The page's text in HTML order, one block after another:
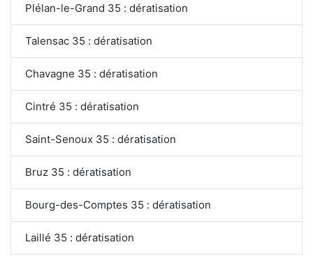
Plélan-le-Grand 35 : dératisation
Talensac 35 : dératisation
Chavagne 35 : dératisation
Cintré 35 : dératisation
Saint-Senoux 35 : dératisation
Bruz 35 : dératisation
Bourg-des-Comptes 35 : dératisation
Laillé 35 : dératisation